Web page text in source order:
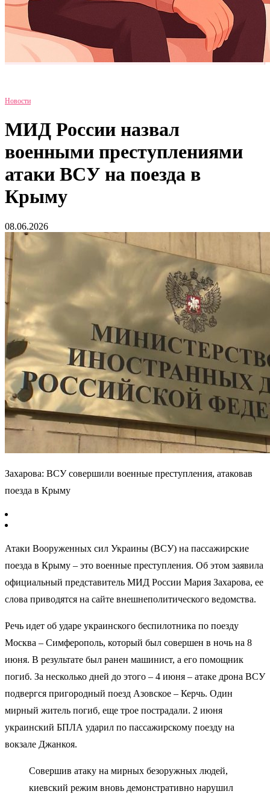
Новости
МИД России назвал
военными преступлениями
атаки ВСУ на поезда в
Крыму
08.06.2026
Захарова: ВСУ совершили военные преступления, атаковав
поезда в Крыму
Атаки Вооруженных сил Украины (ВСУ) на пассажирские
поезда в Крыму – это военные преступления. Об этом заявила
официальный представитель МИД России Мария Захарова, ее
слова приводятся на сайте внешнеполитического ведомства.
Речь идет об ударе украинского беспилотника по поезду
Москва – Симферополь, который был совершен в ночь на 8
июня. В результате был ранен машинист, а его помощник
погиб. За несколько дней до этого – 4 июня – атаке дрона ВСУ
подвергся пригородный поезд Азовское – Керчь. Один
мирный житель погиб, еще трое пострадали. 2 июня
украинский БПЛА ударил по пассажирскому поезду на
вокзале Джанкоя.
Совершив атаку на мирных безоружных людей,
киевский режим вновь демонстративно нарушил